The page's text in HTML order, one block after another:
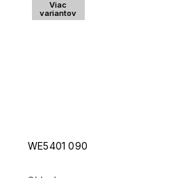
Viac
variantov
WE5401 090